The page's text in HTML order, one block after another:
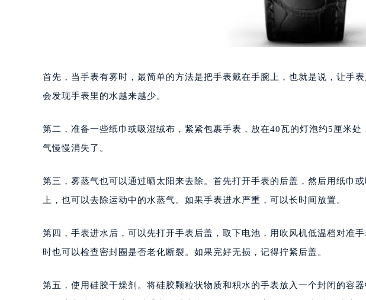
首先，当手表有雾时，最简单的方法是把手表戴在手腕上，也就是说，让手
会发现手表里的水越来越少。
第二，准备一些纸巾或吸湿绒布，紧紧包裹手表，放在40瓦的灯泡约5厘米
气慢慢消失了。
第三，雾蒸气也可以通过晒太阳来去除。首先打开手表的后盖，然后用纸巾
上，也可以去除运动中的水蒸气。如果手表进水严重，可以长时间放置。
第四，手表进水后，可以先打开手表后盖，取下电池，用吹风机低温档对准
时也可以检查密封圈是否老化断裂。如果完好无损，记得拧紧后盖。
第五，使用硅胶干燥剂。将硅胶颗粒状物质和积水的手表放入一个封闭的容